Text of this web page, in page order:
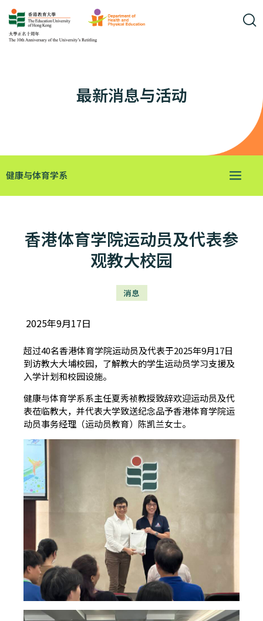
最新消息与活动
健康与体育学系
香港体育学院运动员及代表参
观教大校园
消息
2025年9月17日
超过40名香港体育学院运动员及代表于2025年9月17日
到访教大大埔校园，了解教大的学生运动员学习支援及
入学计划和校园设施。
健康与体育学系系主任夏秀祯教授致辞欢迎运动员及代
表莅临教大，并代表大学致送纪念品予香港体育学院运
动员事务经理（运动员教育）陈凯兰女士。